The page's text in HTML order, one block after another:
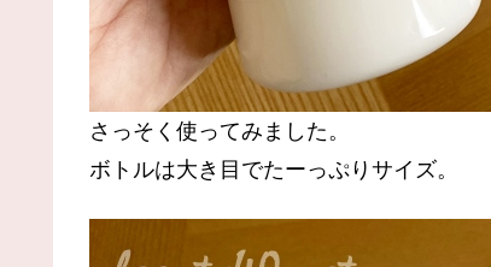
さっそく使ってみました。
ボトルは大き目でたーっぷりサイズ。